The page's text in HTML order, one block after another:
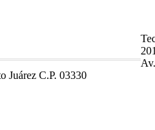
Juárez C.P. 03330